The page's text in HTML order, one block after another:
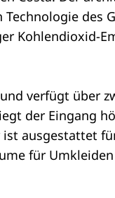
des
Kohlendioxid-
verfügt über
der Eingang
ist ausgestattet
für